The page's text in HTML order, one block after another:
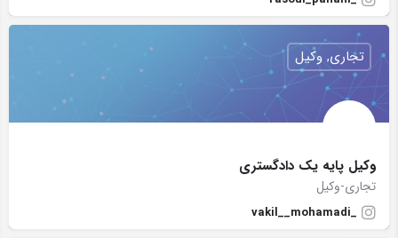
وکیل پایه یک دادگستری
تجاری-وکیل
_vakil__mohamadi
تجاری, وکیل